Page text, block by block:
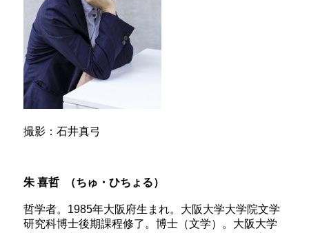
撮影：石井真弓
朱 喜哲 （ちゅ・ひちょる）
哲学者。1985年大阪府生まれ。大阪大学大学院文学
研究科博士後期課程修了。博士（文学）。大阪大学